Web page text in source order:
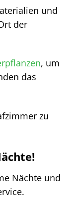
und
der
, um
das
zu
Nächte und